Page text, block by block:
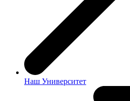
Наш Университет